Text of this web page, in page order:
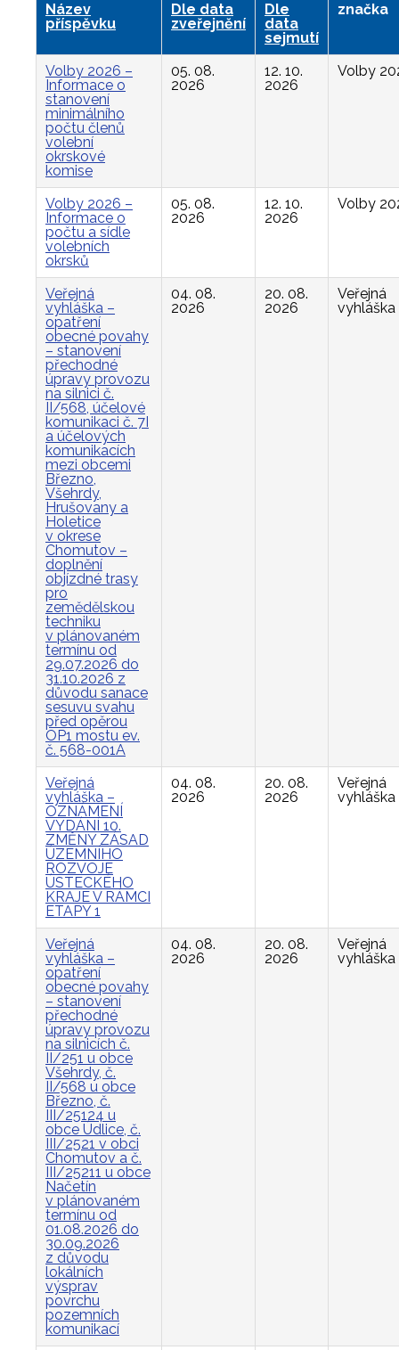
Název
příspěvku
Dle data
zveřejnění
Dle
data
sejmutí
značka
Volby 2026 –
Informace o
stanovení
minimálního
počtu členů
volební
okrskové
komise
05. 08.
2026
12. 10.
2026
Volby
Volby 2026 –
Informace o
počtu a sídle
volebních
okrsků
05. 08.
2026
12. 10.
2026
Volby
Veřejná
vyhláška –
opatření
obecné povahy
– stanovení
přechodné
úpravy provozu
na silnici č.
II/568, účelové
komunikaci č. 7I
a účelových
komunikacích
mezi obcemi
Březno,
Všehrdy,
Hrušovany a
Holetice
v okrese
Chomutov –
doplnění
objízdné trasy
pro
zemědělskou
techniku
v plánovaném
termínu od
29.07.2026 do
31.10.2026 z
důvodu sanace
sesuvu svahu
před opěrou
OP1 mostu ev.
č. 568-001A
04. 08.
2026
20. 08.
2026
Veřejná
vyhláška
Veřejná
vyhláška –
OZNÁMENÍ
VYDÁNÍ 10.
ZMĚNY ZÁSAD
ÚZEMNÍHO
ROZVOJE
ÚSTECKÉHO
KRAJE V RÁMCI
ETAPY 1
04. 08.
2026
20. 08.
2026
Veřejná
vyhláška
Veřejná
vyhláška –
opatření
obecné povahy
– stanovení
přechodné
úpravy provozu
na silnicích č.
II/251 u obce
Všehrdy, č.
II/568 u obce
Březno, č.
III/25124 u
obce Údlice, č.
III/2521 v obci
Chomutov a č.
III/25211 u obce
Načetín
v plánovaném
termínu od
01.08.2026 do
30.09.2026
z důvodu
lokálních
výsprav
povrchu
pozemních
komunikací
04. 08.
2026
20. 08.
2026
Veřejná
vyhláška